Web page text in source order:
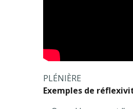
PLÉNIÈRE
Exemples de